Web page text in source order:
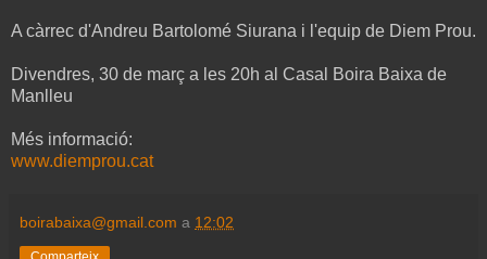
A càrrec d'Andreu Bartolomé Siurana i l'equip de Diem Prou.
Divendres, 30 de març a les 20h al Casal Boira Baixa de
Manlleu
Més informació:
www.diemprou.cat
boirabaixa@gmail.com a 12:02